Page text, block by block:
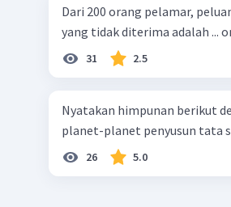
Dari 200 orang pelamar,
yang tidak diterima adalah ...
31 2.5
Nyatakan himpunan berikut
planet-planet penyusun tata
26 5.0